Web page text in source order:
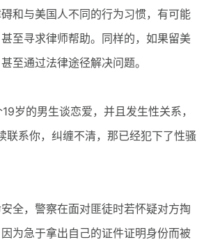
和与美国人不同的行为习惯，有可能
至寻求律师帮助。同样的，如果留美
至通过法律途径解决问题。
的男生谈恋爱，并且发生性关系，
联系你，纠缠不清，那已经犯下了性骚
，警察在面对匪徒时若怀疑对方掏
为急于拿出自己的证件证明身份而被